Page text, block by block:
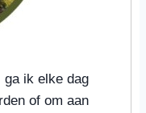
ga ik elke dag
of om aan